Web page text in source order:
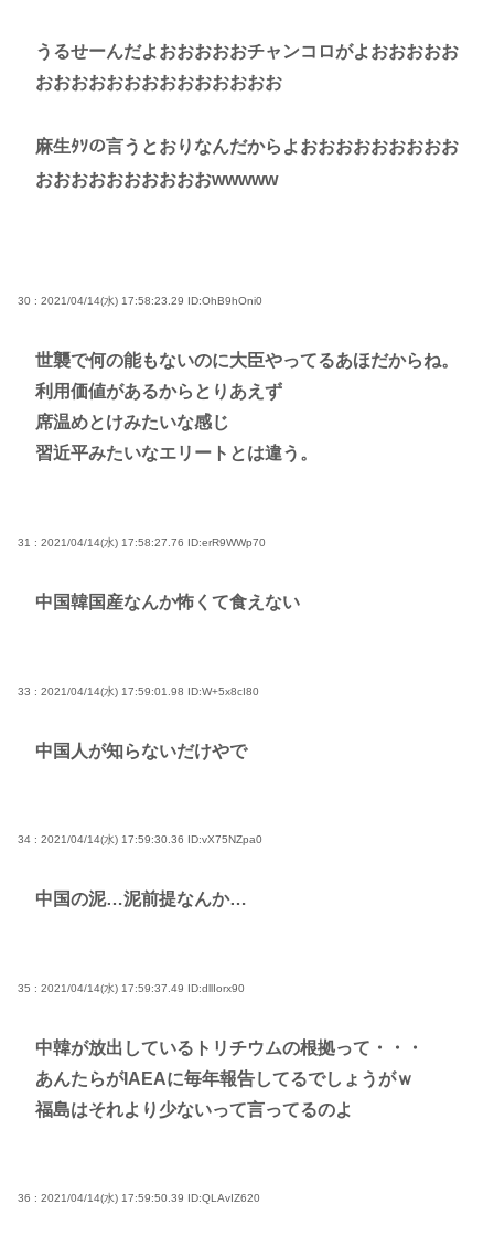
うるせーんだよおおおおおチャンコロがよおおおおお
おおおおおおおおおおおおおお
麻生ﾀｿの言うとおりなんだからよおおおおおおおおお
おおおおおおおおおおwwwww
30 : 2021/04/14(水) 17:58:23.29 ID:OhB9hOni0
世襲で何の能もないのに大臣やってるあほだからね。
利用価値があるからとりあえず
席温めとけみたいな感じ
習近平みたいなエリートとは違う。
31 : 2021/04/14(水) 17:58:27.76 ID:erR9WWp70
中国韓国産なんか怖くて食えない
33 : 2021/04/14(水) 17:59:01.98 ID:W+5x8cI80
中国人が知らないだけやで
34 : 2021/04/14(水) 17:59:30.36 ID:vX75NZpa0
中国の泥…泥前提なんか…
35 : 2021/04/14(水) 17:59:37.49 ID:dllIorx90
中韓が放出しているトリチウムの根拠って・・・
あんたらがIAEAに毎年報告してるでしょうがｗ
福島はそれより少ないって言ってるのよ
36 : 2021/04/14(水) 17:59:50.39 ID:QLAvIZ620